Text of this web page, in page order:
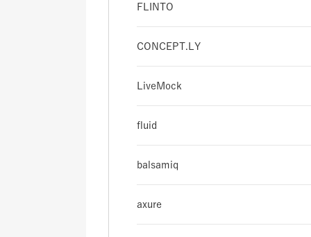
FLINTO
CONCEPT.LY
LiveMock
fluid
balsamiq
axure